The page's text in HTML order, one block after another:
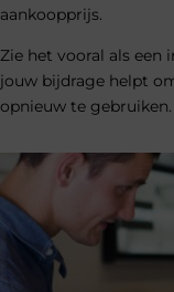
aankoopprijs.
Zie het vooral als een
jouw bijdrage helpt
opnieuw te gebruiken.